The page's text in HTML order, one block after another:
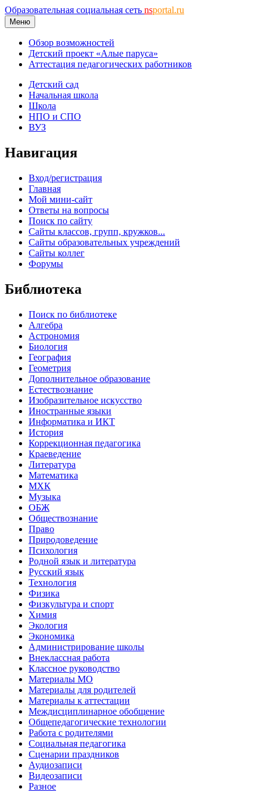
Образовательная социальная сеть nsportal.ru
Меню
Обзор возможностей
Детский проект «Алые паруса»
Аттестация педагогических работников
Детский сад
Начальная школа
Школа
НПО и СПО
ВУЗ
Навигация
Вход/регистрация
Главная
Мой мини-сайт
Ответы на вопросы
Поиск по сайту
Сайты классов, групп, кружков...
Сайты образовательных учреждений
Сайты коллег
Форумы
Библиотека
Поиск по библиотеке
Алгебра
Астрономия
Биология
География
Геометрия
Дополнительное образование
Естествознание
Изобразительное искусство
Иностранные языки
Информатика и ИКТ
История
Коррекционная педагогика
Краеведение
Литература
Математика
МХК
Музыка
ОБЖ
Обществознание
Право
Природоведение
Психология
Родной язык и литература
Русский язык
Технология
Физика
Физкультура и спорт
Химия
Экология
Экономика
Администрирование школы
Внеклассная работа
Классное руководство
Материалы МО
Материалы для родителей
Материалы к аттестации
Междисциплинарное обобщение
Общепедагогические технологии
Работа с родителями
Социальная педагогика
Сценарии праздников
Аудиозаписи
Видеозаписи
Разное